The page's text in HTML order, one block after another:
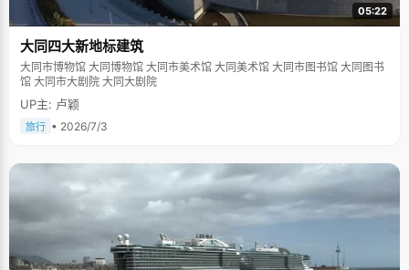
05:22
大同四大新地标建筑
大同市博物馆 大同博物馆 大同市美术馆 大同美术馆 大同市图书馆 大同图书
馆 大同市大剧院 大同大剧院
UP主: 卢颖
旅行 • 2026/7/3